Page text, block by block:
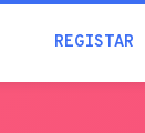
REGISTAR